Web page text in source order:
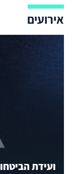
אירועים
ועידת